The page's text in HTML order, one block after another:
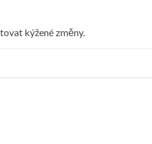
kýžené změny.